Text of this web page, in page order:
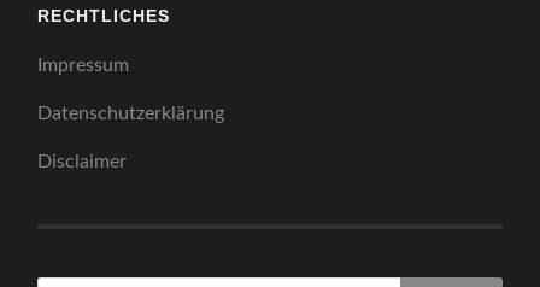
RECHTLICHES
Impressum
Datenschutzerklärung
Disclaimer